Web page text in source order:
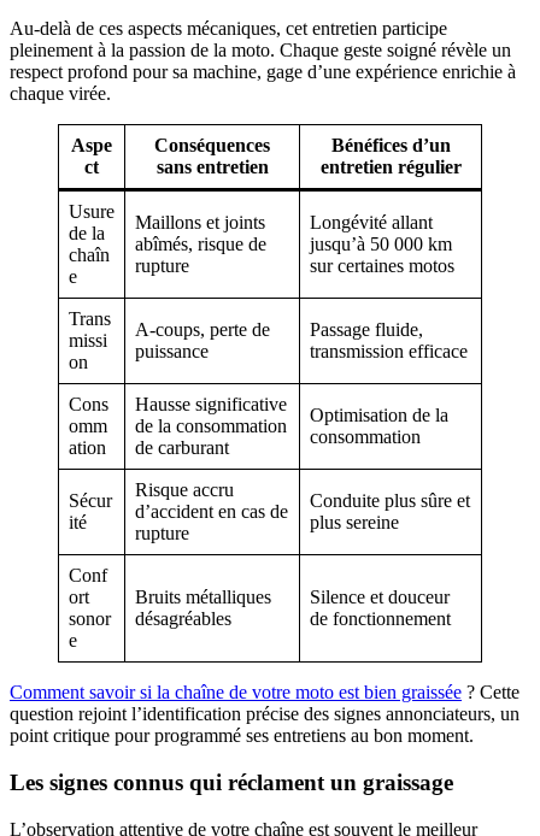
Au-delà de ces aspects mécaniques, cet entretien participe
pleinement à la passion de la moto. Chaque geste soigné révèle un
respect profond pour sa machine, gage d’une expérience enrichie à
chaque virée.
Aspe
ct
Conséquences
sans entretien
Bénéfices d’un
entretien régulier
Usure
de la
chaîn
e
Maillons et joints
abîmés, risque de
rupture
Longévité allant
jusqu’à 50 000 km
sur certaines motos
Trans
missi
on
A-coups, perte de
puissance
Passage fluide,
transmission efficace
Cons
omm
ation
Hausse significative
de la consommation
de carburant
Optimisation de la
consommation
Sécur
ité
Risque accru
d’accident en cas de
rupture
Conduite plus sûre et
plus sereine
Conf
ort
sonor
e
Bruits métalliques
désagréables
Silence et douceur
de fonctionnement
Comment savoir si la chaîne de votre moto est bien graissée ? Cette
question rejoint l’identification précise des signes annonciateurs, un
point critique pour programmé ses entretiens au bon moment.
Les signes connus qui réclament un graissage
L’observation attentive de votre chaîne est souvent le meilleur